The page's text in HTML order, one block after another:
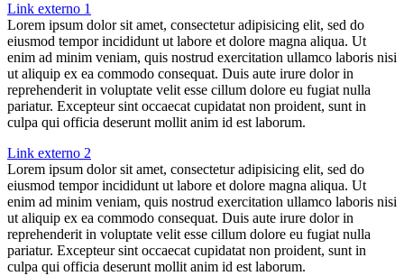
Link externo 1
Lorem ipsum dolor sit amet, consectetur adipisicing elit, sed do
eiusmod tempor incididunt ut labore et dolore magna aliqua. Ut
enim ad minim veniam, quis nostrud exercitation ullamco laboris nisi
ut aliquip ex ea commodo consequat. Duis aute irure dolor in
reprehenderit in voluptate velit esse cillum dolore eu fugiat nulla
pariatur. Excepteur sint occaecat cupidatat non proident, sunt in
culpa qui officia deserunt mollit anim id est laborum.
Link externo 2
Lorem ipsum dolor sit amet, consectetur adipisicing elit, sed do
eiusmod tempor incididunt ut labore et dolore magna aliqua. Ut
enim ad minim veniam, quis nostrud exercitation ullamco laboris nisi
ut aliquip ex ea commodo consequat. Duis aute irure dolor in
reprehenderit in voluptate velit esse cillum dolore eu fugiat nulla
pariatur. Excepteur sint occaecat cupidatat non proident, sunt in
culpa qui officia deserunt mollit anim id est laborum.